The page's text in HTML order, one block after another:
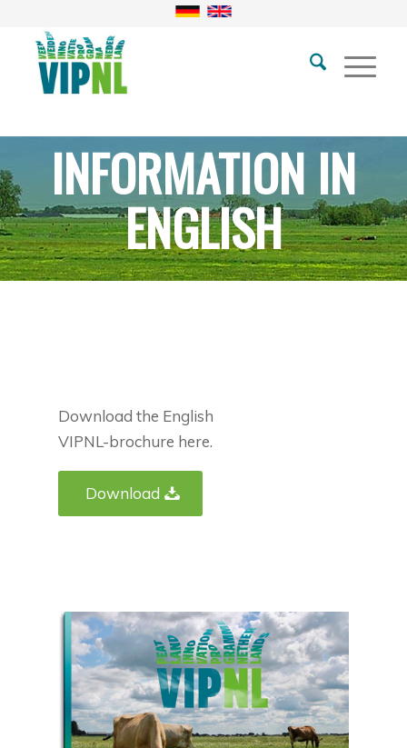
INFORMATION IN
ENGLISH
Download the English
VIPNL-brochure here.
Download